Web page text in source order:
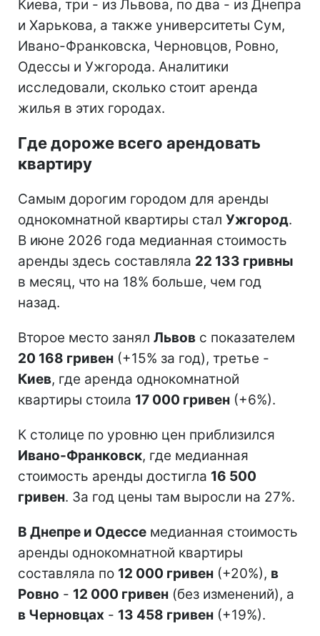
Киева, три - из Львова, по два - из Днепра
и Харькова, а также университеты Сум,
Ивано-Франковска, Черновцов, Ровно,
Одессы и Ужгорода. Аналитики
исследовали, сколько стоит аренда
жилья в этих городах.
Где дороже всего арендовать
квартиру
Самым дорогим городом для аренды
однокомнатной квартиры стал Ужгород.
В июне 2026 года медианная стоимость
аренды здесь составляла 22 133 гривны
в месяц, что на 18% больше, чем год
назад.
Второе место занял Львов с показателем
20 168 гривен (+15% за год), третье -
Киев, где аренда однокомнатной
квартиры стоила 17 000 гривен (+6%).
К столице по уровню цен приблизился
Ивано-Франковск, где медианная
стоимость аренды достигла 16 500
гривен. За год цены там выросли на 27%.
В Днепре и Одессе медианная стоимость
аренды однокомнатной квартиры
составляла по 12 000 гривен (+20%), в
Ровно - 12 000 гривен (без изменений), а
в Черновцах - 13 458 гривен (+19%).